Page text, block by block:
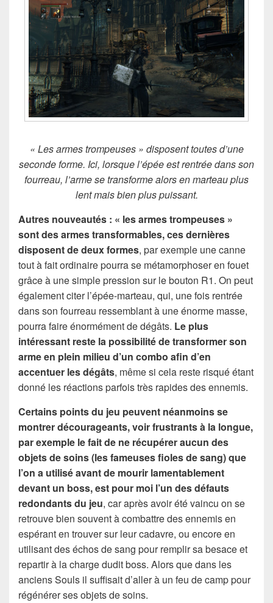
« Les armes trompeuses » disposent toutes d’une
seconde forme. Ici, lorsque l’épée est rentrée dans son
fourreau, l’arme se transforme alors en marteau plus
lent mais bien plus puissant.
Autres nouveautés : « les armes trompeuses »
sont des armes transformables, ces dernières
disposent de deux formes, par exemple une canne
tout à fait ordinaire pourra se métamorphoser en fouet
grâce à une simple pression sur le bouton R1. On peut
également citer l’épée-marteau, qui, une fois rentrée
dans son fourreau ressemblant à une énorme masse,
pourra faire énormément de dégâts. Le plus
intéressant reste la possibilité de transformer son
arme en plein milieu d’un combo afin d’en
accentuer les dégâts, même si cela reste risqué étant
donné les réactions parfois très rapides des ennemis.
Certains points du jeu peuvent néanmoins se
montrer décourageants, voir frustrants à la longue,
par exemple le fait de ne récupérer aucun des
objets de soins (les fameuses fioles de sang) que
l’on a utilisé avant de mourir lamentablement
devant un boss, est pour moi l’un des défauts
redondants du jeu, car après avoir été vaincu on se
retrouve bien souvent à combattre des ennemis en
espérant en trouver sur leur cadavre, ou encore en
utilisant des échos de sang pour remplir sa besace et
repartir à la charge dudit boss. Alors que dans les
anciens Souls il suffisait d’aller à un feu de camp pour
régénérer ses objets de soins.